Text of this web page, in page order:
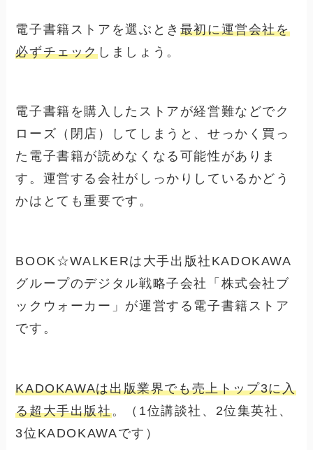
電子書籍ストアを選ぶとき 最初に運営会社を
必ずチェック しましょう。
電子書籍を購入したストアが経営難などでク
ローズ（閉店）してしまうと、 せっかく買っ
た電子書籍が読めなくなる 可能性がありま
す。運営する会社がしっかりしているかどう
かはとても重要です。
BOOK☆WALKERは大手出版社KADOKAWA
グループのデジタル戦略子会社「株式会社ブ
ックウォーカー」が運営する電子書籍ストア
です。
KADOKAWAは出版業界でも売上トップ3に入
る超大手出版社。（1位講談社、2位集英社、
3位KADOKAWAです）